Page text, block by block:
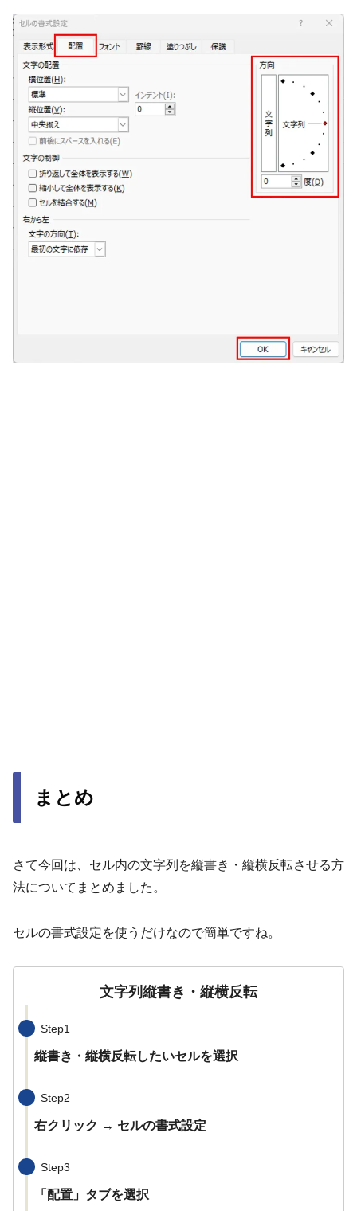
まとめ
さて今回は、セル内の文字列を縦書き・縦横反転させる方
法についてまとめました。
セルの書式設定を使うだけなので簡単ですね。
文字列縦書き・縦横反転
Step1
縦書き・縦横反転したいセルを選択
Step2
右クリック → セルの書式設定
Step3
「配置」タブを選択